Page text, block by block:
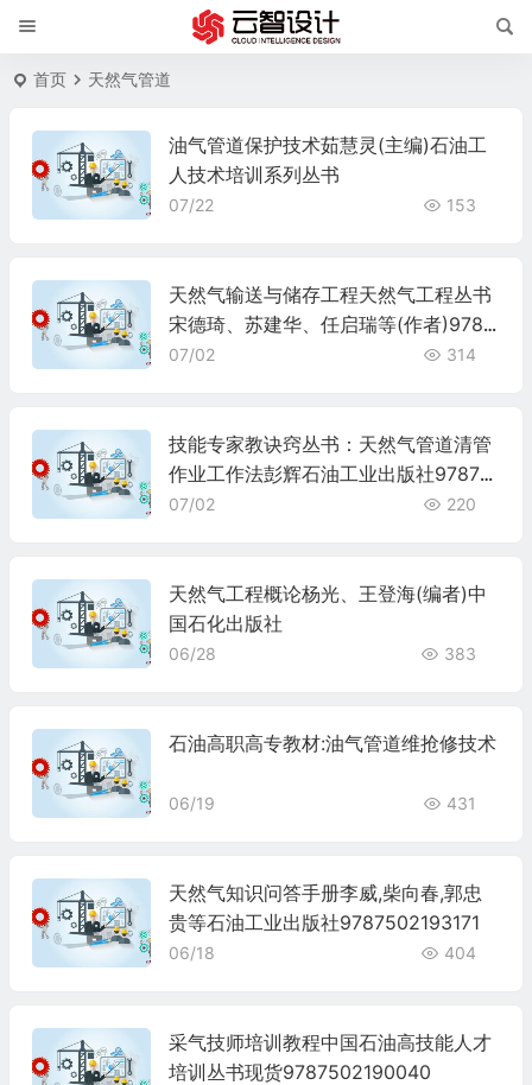
首页 天然气管道
油气管道保护技术茹慧灵(主编)石油工
人技术培训系列丛书
07/22 153
天然气输送与储存工程天然气工程丛书
宋德琦、苏建华、任启瑞等(作者)9787
502149239
07/02 314
技能专家教诀窍丛书：天然气管道清管
作业工作法彭辉石油工业出版社97875
02168599
07/02 220
天然气工程概论杨光、王登海(编者)中
国石化出版社
06/28 383
石油高职高专教材:油气管道维抢修技术
06/19 431
天然气知识问答手册李威,柴向春,郭忠
贵等石油工业出版社9787502193171
06/18 404
采气技师培训教程中国石油高技能人才
培训丛书现货9787502190040